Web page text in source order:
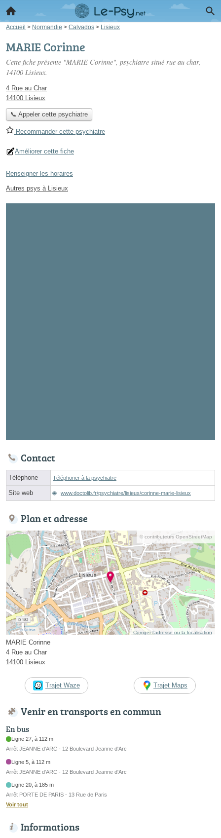
Accueil > Normandie > Calvados > Lisieux
MARIE Corinne
Cette fiche présente "MARIE Corinne", psychiatre situé rue au char,
14100 Lisieux.
4 Rue au Char
14100 Lisieux
📞 Appeler cette psychiatre
Recommander cette psychiatre
Améliorer cette fiche
Renseigner les horaires
Autres psys à Lisieux
Contact
Téléphone Téléphoner à la psychiatre
Site web www.doctolib.fr/psychiatre/lisieux/corinne-marie-lisieux
Plan et adresse
© contributeurs OpenStreetMap
Corriger l’adresse ou la localisation
MARIE Corinne
4 Rue au Char
14100 Lisieux
Trajet Waze Trajet Maps
Venir en transports en commun
En bus
Ligne 27, à 112 m
Arrêt JEANNE d'ARC - 12 Boulevard Jeanne d'Arc
Ligne 5, à 112 m
Arrêt JEANNE d'ARC - 12 Boulevard Jeanne d'Arc
Ligne 20, à 185 m
Arrêt PORTE DE PARIS - 13 Rue de Paris
Voir tout
Informations